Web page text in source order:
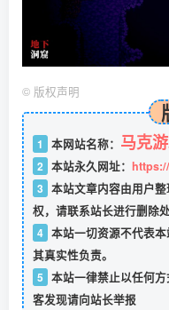
© 版权声明
1 本网站名称： 马克
2 本站永久网址：
3 本站文章内容由用户
权，请联系站长进行删除处
4 本站一切资源不代表
其真实性负责。
5 本站一律禁止以任何
客发现请向站长举报